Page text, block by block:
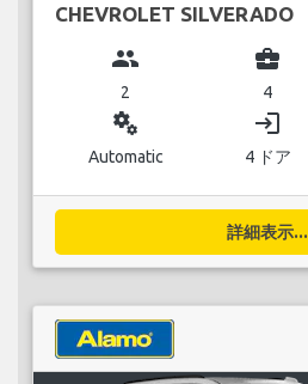
CHEVROLET SILVERADO
group
2
business_center
4
miscellaneous_services
Automatic
login
4 ドア
詳細表示...